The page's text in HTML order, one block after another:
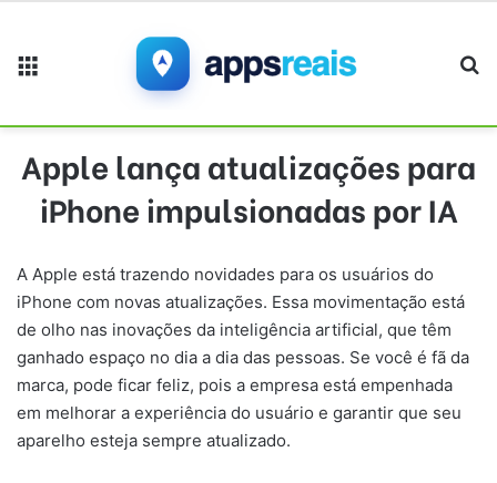
Apple lança atualizações para
iPhone impulsionadas por IA
A Apple está trazendo novidades para os usuários do
iPhone com novas atualizações. Essa movimentação está
de olho nas inovações da inteligência artificial, que têm
ganhado espaço no dia a dia das pessoas. Se você é fã da
marca, pode ficar feliz, pois a empresa está empenhada
em melhorar a experiência do usuário e garantir que seu
aparelho esteja sempre atualizado.